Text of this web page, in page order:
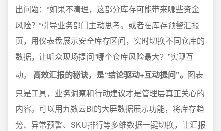
出问题：“如果不清理，这部分库存可能带来哪些资金
风险？”引导业务部门主动思考。或者在库存预警汇报
页，用仪表盘展示安全库存区间，实时切换不同仓库的
数据，让听众现场提问“哪个仓库风险最大？”实现互
动。 高效汇报的秘诀，是“结论驱动+互动提问”。 图表
只是工具，业务洞察和行动建议才是管理层真正关心的
内容。可以用九数云BI的大屏数据展示功能，将库存趋
势、异常预警、SKU排行等多维数据一键切换，让汇报